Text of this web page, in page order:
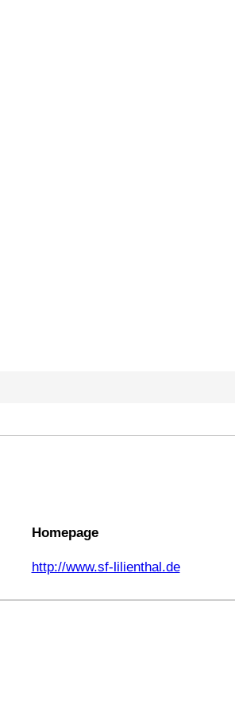
Homepage
http://www.sf-lilienthal.de